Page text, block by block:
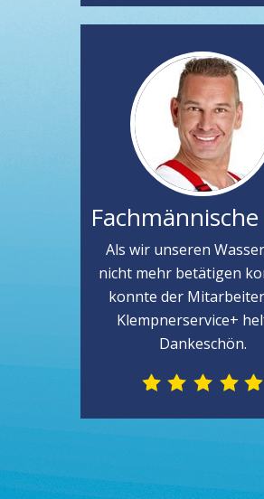
Als wir unseren
nicht mehr betätigen
konnte der
Klempnerservice+
Dankeschön.